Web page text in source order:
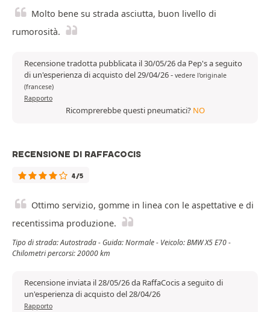
Molto bene su strada asciutta, buon livello di
rumorosità.
Recensione tradotta pubblicata il 30/05/26 da Pep's a seguito
di un'esperienza di acquisto del 29/04/26- vedere l'originale
(francese)
Rapporto
Ricomprerebbe questi pneumatici? NO
RECENSIONE DI RAFFACOCIS
4/5
Ottimo servizio, gomme in linea con le aspettative e di
recentissima produzione.
Tipo di strada: Autostrada - Guida: Normale - Veicolo: BMW X5 E70 -
Chilometri percorsi: 20000 km
Recensione inviata il 28/05/26 da RaffaCocis a seguito di
un'esperienza di acquisto del 28/04/26
Rapporto